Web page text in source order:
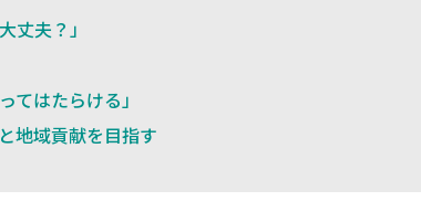
丈夫？」
てはたらける」
地域貢献を目指す